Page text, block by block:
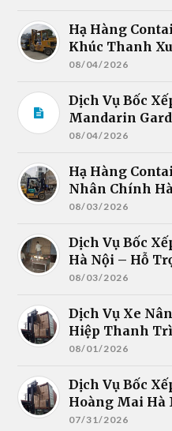
Hạ Hàng
Khúc Thanh
08/04/2026
Dịch Vụ Bốc
Mandarin
08/04/2026
Hạ Hàng
Nhân Chính
08/03/2026
Dịch Vụ Bốc
Hà Nội – Hỗ
08/03/2026
Dịch Vụ Xe
Hiệp Thanh
08/01/2026
Dịch Vụ Bốc
Hoàng Mai Hà
07/31/2026